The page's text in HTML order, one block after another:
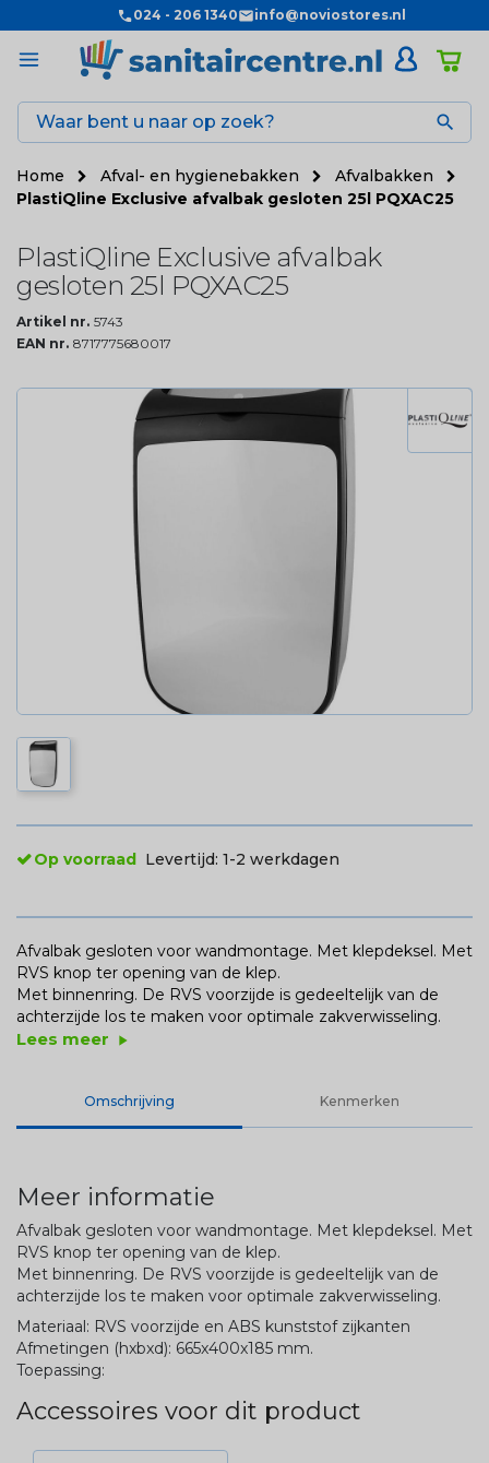
024 - 206 1340 info@noviostores.nl

Home Afval- en hygienebakken
Afvalbakken
PlastiQline Exclusive afvalbak gesloten 25l PQXAC25
PlastiQline Exclusive afvalbak
gesloten 25l PQXAC25
Artikel nr. 5743
EAN nr. 8717775680017
Op voorraad Levertijd: 1-2 werkdagen
Afvalbak gesloten voor wandmontage. Met klepdeksel. Met
RVS knop ter opening van de klep.
Met binnenring. De RVS voorzijde is gedeeltelijk van de
achterzijde los te maken voor optimale zakverwisseling.
Lees meer play_arrow
Omschrijving Kenmerken
Meer informatie
Afvalbak gesloten voor wandmontage. Met klepdeksel. Met
RVS knop ter opening van de klep.
Met binnenring. De RVS voorzijde is gedeeltelijk van de
achterzijde los te maken voor optimale zakverwisseling.
Materiaal: RVS voorzijde en ABS kunststof zijkanten
Afmetingen (hxbxd): 665x400x185 mm.
Toepassing:
Accessoires voor dit product